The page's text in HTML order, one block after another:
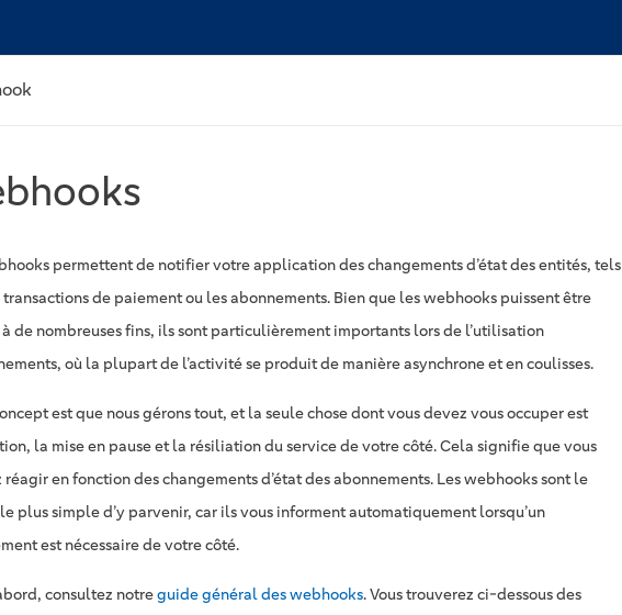
permettent de notifier votre application des changements d’état des entités, tels
de paiement ou les abonnements. Bien que les webhooks puissent être
de nombreuses fins, ils sont particulièrement importants lors de l’utilisation
où la plupart de l’activité se produit de manière asynchrone et en coulisses.
est que nous gérons tout, et la seule chose dont vous devez vous occuper est
la mise en pause et la résiliation du service de votre côté. Cela signifie que vous
en fonction des changements d’état des abonnements. Les webhooks sont le
plus simple d’y parvenir, car ils vous informent automatiquement lorsqu’un
est nécessaire de votre côté.
consultez notreguide général des webhooks. Vous trouverez ci-dessous des